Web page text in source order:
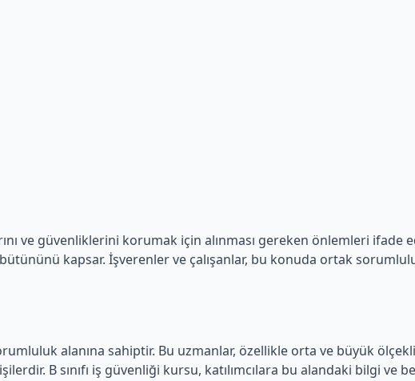
ve güvenliklerini korumak için alınması gereken önlemleri ifade
bütününü kapsar. İşverenler ve çalışanlar, bu konuda ortak
alanına sahiptir. Bu uzmanlar, özellikle orta ve büyük
B sınıfı iş güvenliği kursu, katılımcılara bu alandaki bilgi ve